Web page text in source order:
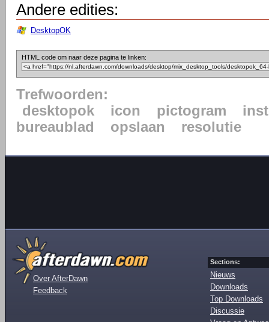
Andere edities:
DesktopOK
HTML code om naar deze pagina te linken:
Trefwoorden:
desktopok
icon pictogram
bureaublad
opslaan resolutie
Over AfterDawn
Feedback
Sections:
Nieuws
Downloads
Top Downloads
Discussie